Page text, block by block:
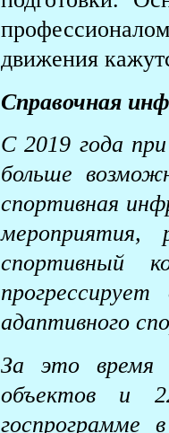
движения
Справочная
С 2019 года
больше
спортивная
мероприятия,
спортивный
адаптивного
За это время
объектов и
госпрограмме